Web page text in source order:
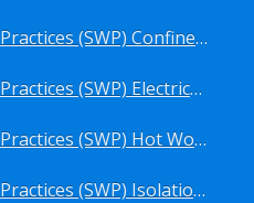
Sertifikasi Safe Work Practices (SWP) Confined Space Entry BNSP
Sertifikasi Safe Work Practices (SWP) Electrical Safe Work BNSP
Sertifikasi Safe Work Practices (SWP) Hot Work BNSP
Sertifikasi Safe Work Practices (SWP) Isolation of Hazardous Energy BNSP